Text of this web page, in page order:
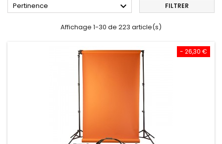
Pertinence  FILTRER
Affichage 1-30 de 223 article(s)
- 26,30 €